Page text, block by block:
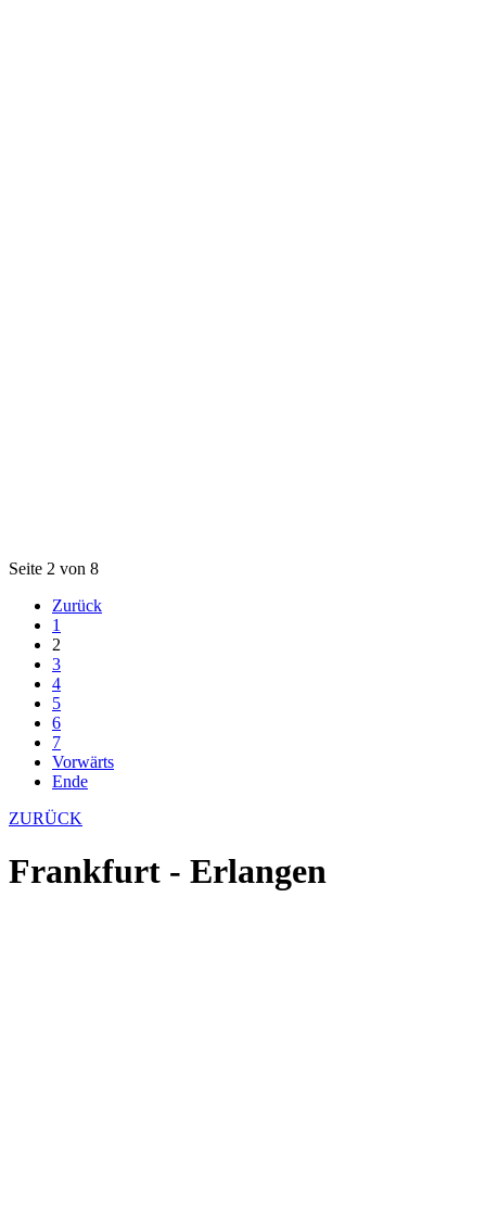
Seite 2 von 8
Zurück
1
2
3
4
5
6
7
Vorwärts
Ende
ZURÜCK
Frankfurt - Erlangen